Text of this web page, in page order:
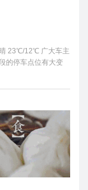
23℃/12℃ 广大车主
的停车点位有大变